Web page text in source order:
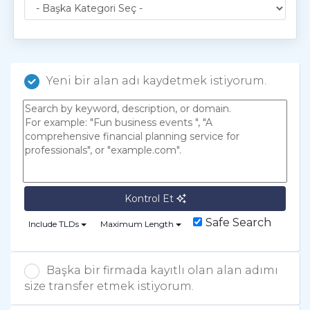
Yeni bir alan adı kaydetmek istiyorum.
Kontrol Et
Include TLDs Maximum Length Safe Search
Başka bir firmada kayıtlı olan alan adımı
size transfer etmek istiyorum.